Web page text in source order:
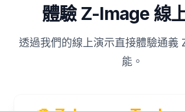
體驗 Z-Image 線
透過我們的線上演示直接體驗通義
能。